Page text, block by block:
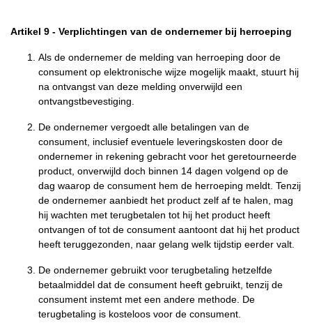
Artikel 9 - Verplichtingen van de ondernemer bij herroeping
Als de ondernemer de melding van herroeping door de
consument op elektronische wijze mogelijk maakt, stuurt hij
na ontvangst van deze melding onverwijld een
ontvangstbevestiging.
De ondernemer vergoedt alle betalingen van de
consument, inclusief eventuele leveringskosten door de
ondernemer in rekening gebracht voor het geretourneerde
product, onverwijld doch binnen 14 dagen volgend op de
dag waarop de consument hem de herroeping meldt. Tenzij
de ondernemer aanbiedt het product zelf af te halen, mag
hij wachten met terugbetalen tot hij het product heeft
ontvangen of tot de consument aantoont dat hij het product
heeft teruggezonden, naar gelang welk tijdstip eerder valt.
De ondernemer gebruikt voor terugbetaling hetzelfde
betaalmiddel dat de consument heeft gebruikt, tenzij de
consument instemt met een andere methode. De
terugbetaling is kosteloos voor de consument.